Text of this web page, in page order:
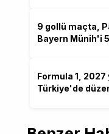
9 gollü maçta,
Bayern Münih'i
Formula 1, 2027
Türkiye'de